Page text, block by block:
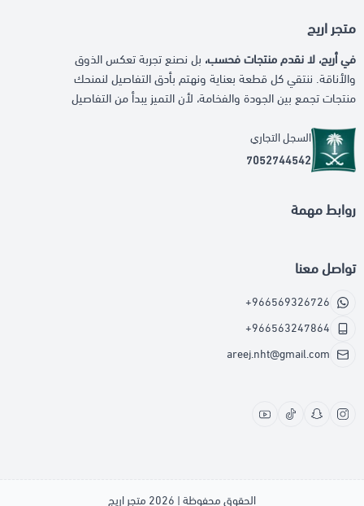
متجر اريج
في أريج، لا نقدم منتجات فحسب، بل نصنع تجربة تعكس الذوق
والأناقة. ننتقي كل قطعة بعناية ونهتم بأدق التفاصيل لنمنحك
منتجات تجمع بين الجودة والفخامة، لأن التميز يبدأ من التفاصيل
السجل التجاري
7052744542
روابط مهمة
تواصل معنا
+966569326726
+966563247864
areej.nht@gmail.com
الحقوق محفوظة | 2026 متجر اريج